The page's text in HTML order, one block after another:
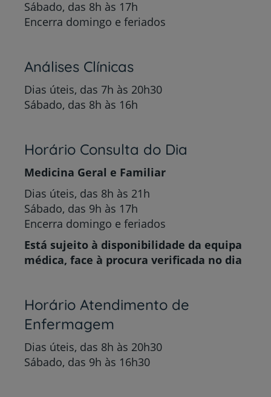
Sábado, das 8h às 17h
Encerra domingo e feriados
Análises Clínicas
Dias úteis, das 7h às 20h30
Sábado, das 8h às 16h
Horário Consulta do Dia
Medicina Geral e Familiar
Dias úteis, das 8h às 21h
Sábado, das 9h às 17h
Encerra domingo e feriados
Está sujeito à disponibilidade da equipa
médica, face à procura verificada no dia
Horário Atendimento de
Enfermagem
Dias úteis, das 8h às 20h30
Sábado, das 9h às 16h30